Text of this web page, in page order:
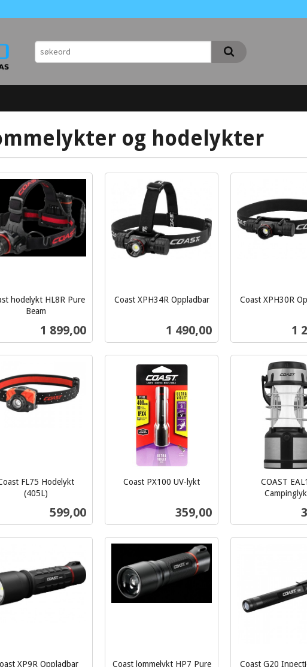
og hodelykter
hodelykt HL8R Pure
Beam
Pris
1 899,00
Coast XPH34R Oppladbar
Pris
1 490,00
Kjøp
Coast XPH30R
1
Les mer
FL75 Hodelykt
(405L)
Pris
599,00
Coast PX100 UV-lykt
Pris
359,00
COAST
XP9R Oppladbar
Coast lommelykt HP7 Pure
Coast G20